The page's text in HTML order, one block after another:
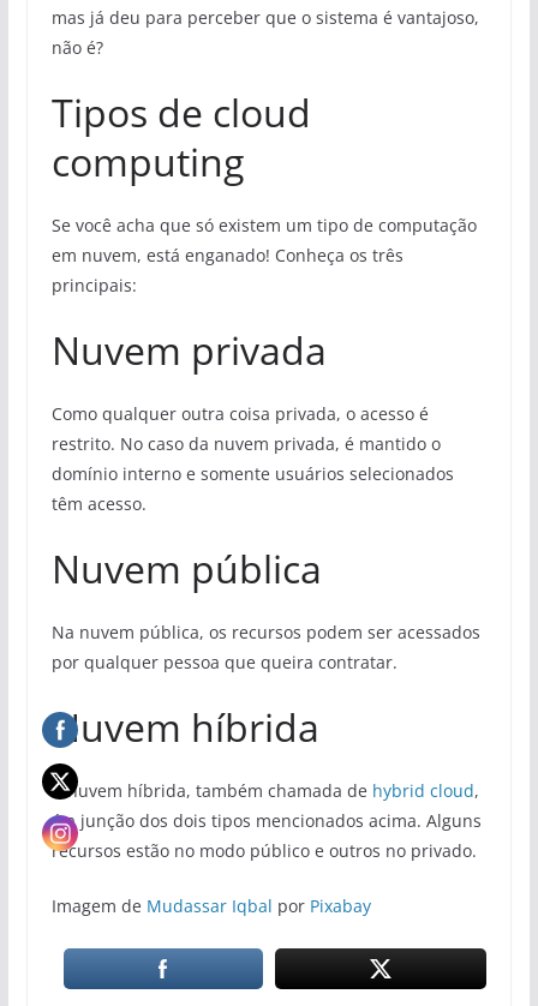
mas já deu para perceber que o sistema é vantajoso,
não é?
Tipos de cloud
computing
Se você acha que só existem um tipo de computação
em nuvem, está enganado! Conheça os três
principais:
Nuvem privada
Como qualquer outra coisa privada, o acesso é
restrito. No caso da nuvem privada, é mantido o
domínio interno e somente usuários selecionados
têm acesso.
Nuvem pública
Na nuvem pública, os recursos podem ser acessados
por qualquer pessoa que queira contratar.
Nuvem híbrida
A nuvem híbrida, também chamada de hybrid cloud,
é a junção dos dois tipos mencionados acima. Alguns
recursos estão no modo público e outros no privado.
Imagem de Mudassar Iqbal por Pixabay